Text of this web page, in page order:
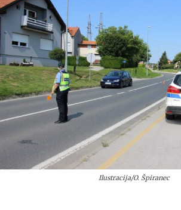
Ilustracija/O. Špiranec